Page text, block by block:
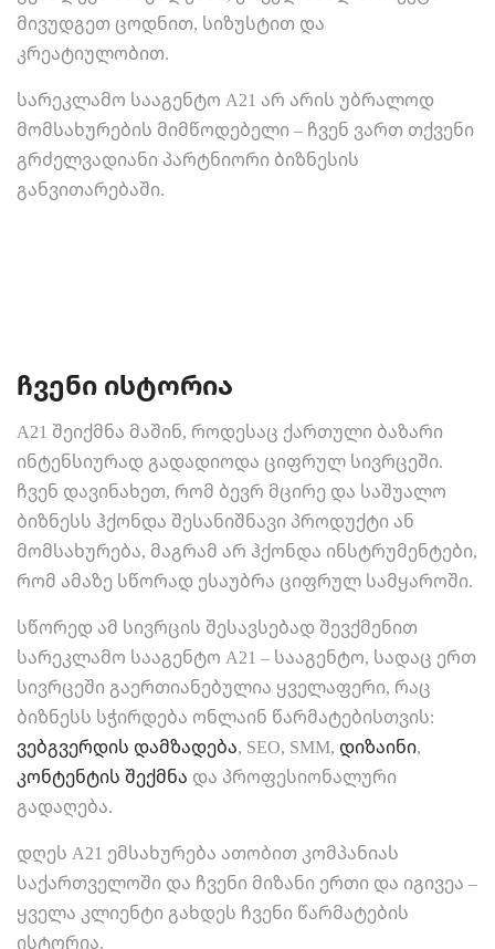
მივუდგეთ ცოდნით, სიზუსტით და
კრეატიულობით.
სარეკლამო სააგენტო A21 არ არის უბრალოდ
მომსახურების მიმწოდებელი – ჩვენ ვართ თქვენი
გრძელვადიანი პარტნიორი ბიზნესის
განვითარებაში.
ჩვენი ისტორია
A21 შეიქმნა მაშინ, როდესაც ქართული ბაზარი
ინტენსიურად გადადიოდა ციფრულ სივრცეში.
ჩვენ დავინახეთ, რომ ბევრ მცირე და საშუალო
ბიზნესს ჰქონდა შესანიშნავი პროდუქტი ან
მომსახურება, მაგრამ არ ჰქონდა ინსტრუმენტები,
რომ ამაზე სწორად ესაუბრა ციფრულ სამყაროში.
სწორედ ამ სივრცის შესავსებად შევქმენით
სარეკლამო სააგენტო A21 – სააგენტო, სადაც ერთ
სივრცეში გაერთიანებულია ყველაფერი, რაც
ბიზნესს სჭირდება ონლაინ წარმატებისთვის:
ვებგვერდის დამზადება, SEO, SMM, დიზაინი,
კონტენტის შექმნა და პროფესიონალური
გადაღება.
დღეს A21 ემსახურება ათობით კომპანიას
საქართველოში და ჩვენი მიზანი ერთი და იგივეა –
ყველა კლიენტი გახდეს ჩვენი წარმატების
ისტორია.